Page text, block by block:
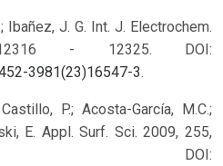
Ibañez, J. G. Int. J. Electrochem.
- 12325. DOI:
3981(23)16547-3.
P.; Acosta-García, M.C.;
E. Appl. Surf. Sci. 2009, 255,
DOI: